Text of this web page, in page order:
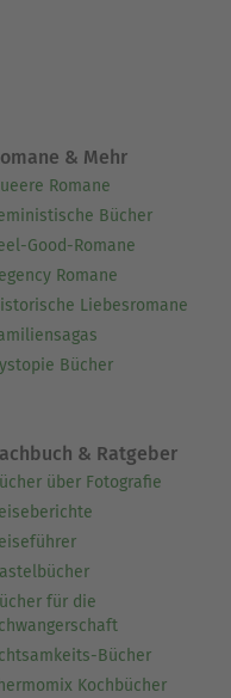
& Mehr
Romane
Bücher
Good-Romane
Romane
Liebesromane
Bücher
& Ratgeber
über Fotografie
für die
Bücher
Kochbücher